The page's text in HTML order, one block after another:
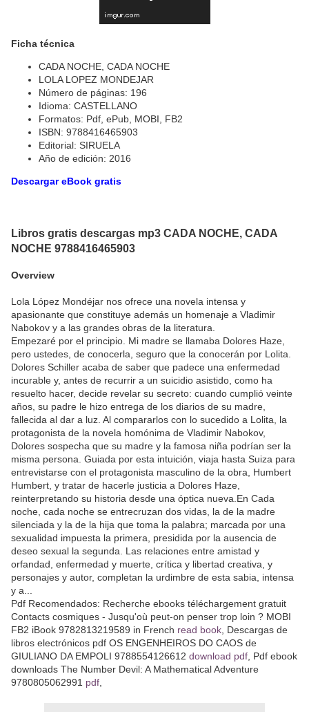
Ficha técnica
CADA NOCHE, CADA NOCHE
LOLA LOPEZ MONDEJAR
Número de páginas: 196
Idioma: CASTELLANO
Formatos: Pdf, ePub, MOBI, FB2
ISBN: 9788416465903
Editorial: SIRUELA
Año de edición: 2016
Descargar eBook gratis
Libros gratis descargas mp3 CADA NOCHE, CADA
NOCHE 9788416465903
Overview
Lola López Mondéjar nos ofrece una novela intensa y
apasionante que constituye además un homenaje a Vladimir
Nabokov y a las grandes obras de la literatura.
Empezaré por el principio. Mi madre se llamaba Dolores Haze,
pero ustedes, de conocerla, seguro que la conocerán por Lolita.
Dolores Schiller acaba de saber que padece una enfermedad
incurable y, antes de recurrir a un suicidio asistido, como ha
resuelto hacer, decide revelar su secreto: cuando cumplió veinte
años, su padre le hizo entrega de los diarios de su madre,
fallecida al dar a luz. Al compararlos con lo sucedido a Lolita, la
protagonista de la novela homónima de Vladimir Nabokov,
Dolores sospecha que su madre y la famosa niña podrían ser la
misma persona. Guiada por esta intuición, viaja hasta Suiza para
entrevistarse con el protagonista masculino de la obra, Humbert
Humbert, y tratar de hacerle justicia a Dolores Haze,
reinterpretando su historia desde una óptica nueva.En Cada
noche, cada noche se entrecruzan dos vidas, la de la madre
silenciada y la de la hija que toma la palabra; marcada por una
sexualidad impuesta la primera, presidida por la ausencia de
deseo sexual la segunda. Las relaciones entre amistad y
orfandad, enfermedad y muerte, crítica y libertad creativa, y
personajes y autor, completan la urdimbre de esta sabia, intensa
y a...
Pdf Recomendados: Recherche ebooks téléchargement gratuit
Contacts cosmiques - Jusqu'où peut-on penser trop loin ? MOBI
FB2 iBook 9782813219589 in French read book , Descargas de
libros electrónicos pdf OS ENGENHEIROS DO CAOS de
GIULIANO DA EMPOLI 9788554126612 download pdf , Pdf ebook
downloads The Number Devil: A Mathematical Adventure
9780805062991 pdf